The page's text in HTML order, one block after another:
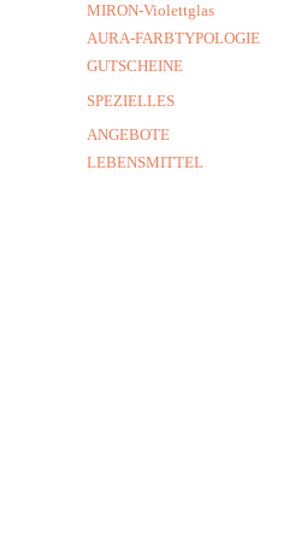
MIRON-Violettglas
AURA-FARBTYPOLOGIE
GUTSCHEINE
SPEZIELLES
ANGEBOTE
LEBENSMITTEL